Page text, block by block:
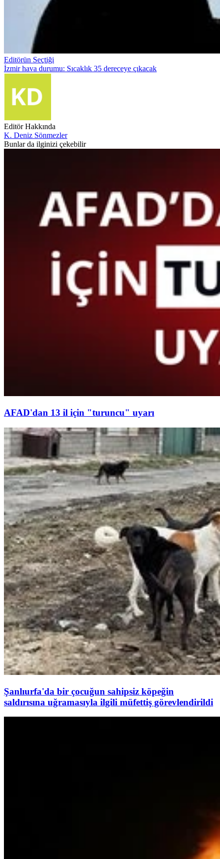
Editörün Seçtiği
İzmir hava durumu: Sıcaklık 35 dereceye çıkacak
Editör Hakkında
K. Deniz Sönmezler
Bunlar da ilginizi çekebilir
AFAD'dan 13 il için "turuncu" uyarı
Şanlıurfa'da bir çocuğun sahipsiz köpeğin
saldırısına uğramasıyla ilgili müfettiş görevlendirildi